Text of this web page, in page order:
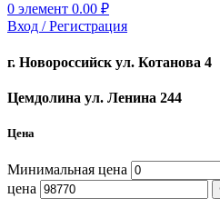
0 элемент 0.00 ₽
Вход / Регистрация
г. Новороссийск ул. Котанова 4
Цемдолина ул. Ленина 244
Цена
Минимальная цена
цена